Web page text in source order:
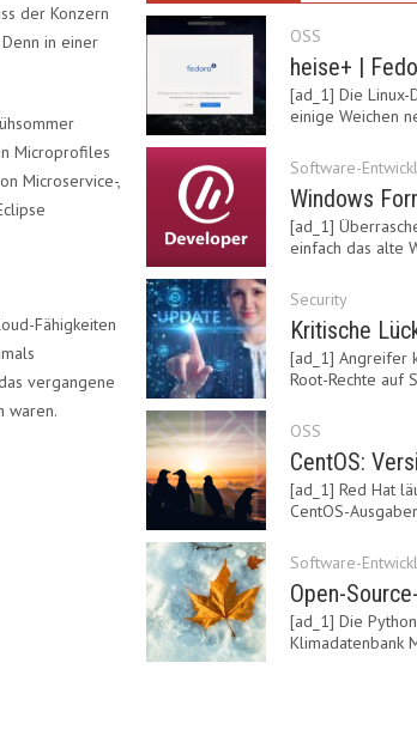
der Konzern
in einer
Microprofiles
Microservice-,
Fähigkeiten
vergangene
waren.
OSS
[ad_1] Die
einige Weichen
Software-
Windows
[ad_1]
einfach das alte
Security
[ad_1] Angreifer
Root-Rechte auf
OSS
[ad_1] Red Hat
CentOS-
Software-
[ad_1] Die
Klimadatenbank